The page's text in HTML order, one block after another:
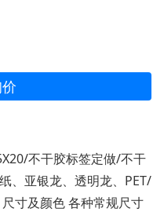
不干胶标签定做/不干
、亚银龙、透明龙、PET/
寸及颜色 各种常规尺寸